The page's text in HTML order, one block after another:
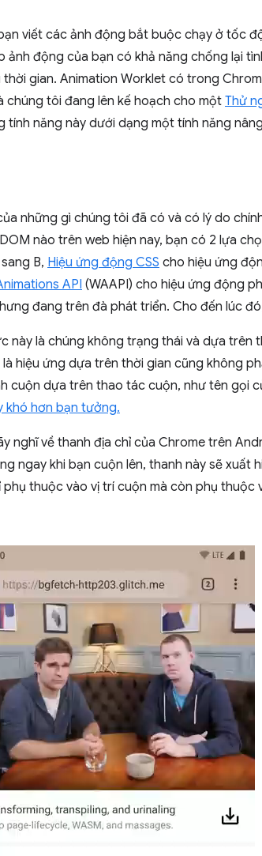
viết các ảnh động bắt buộc chạy ở tốc
động của bạn có khả năng chống lại
gian. Animation Worklet có trong
chúng tôi đang lên kế hoạch cho một Thử
tính năng này dưới dạng một tính năng
những gì chúng tôi đã có và có lý do
nào trên web hiện nay, bạn có 2 lựa
B, Hiệu ứng động CSS cho hiệu ứng
API (WAAPI) cho hiệu ứng động
đang trên đà phát triển. Cho đến lúc
là chúng không trạng thái và dựa trên
hiệu ứng dựa trên thời gian cũng không
cuộn dựa trên thao tác cuộn, như tên gọi
khó hơn bạn tưởng.
nghĩ về thanh địa chỉ của Chrome trên
ngay khi bạn cuộn lên, thanh này sẽ xuất
thuộc vào vị trí cuộn mà còn phụ